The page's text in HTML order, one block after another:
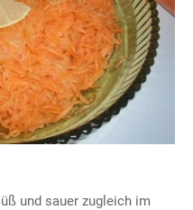
und sauer zugleich im